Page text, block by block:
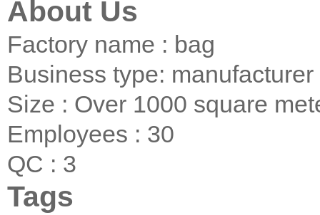
About Us
Factory name : bag
Business type: manufacturer
Size : Over 1000 square
Employees : 30
QC : 3
Tags